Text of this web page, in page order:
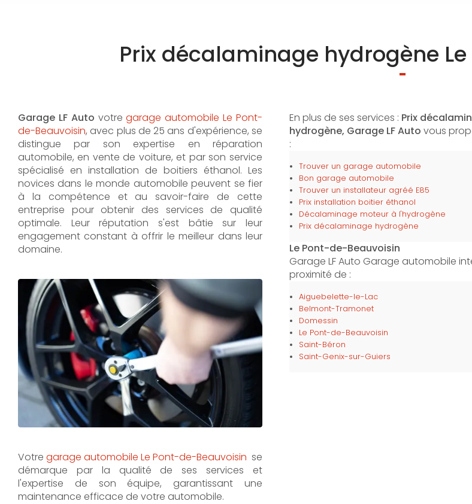
Prix décalaminage hydrogène
Garage LF Auto votregarage automobile Le Pont-
de-Beauvoisin, avec plus de 25 ans d'expérience, se
distingue par son expertise en réparation
automobile, en vente de voiture, et par son service
spécialisé en installation de boitiers éthanol. Les
novices dans le monde automobile peuvent se fier
à la compétence et au savoir-faire de cette
entreprise pour obtenir des services de qualité
optimale. Leur réputation s'est bâtie sur leur
engagement constant à offrir le meilleur dans leur
domaine.
Votre garage automobile Le Pont-de-Beauvoisin se
démarque par la qualité de ses services et
l'expertise de son équipe, garantissant une
maintenance efficace de votre automobile.
En plus de ses services : Prix
hydrogène, Garage LF Auto vous
:
Trouver un garage automobile
Bon garage automobile
Trouver un installateur agréé E85
Prix installation boitier éthanol
Décalaminage moteur à l'hydrogène
Prix décalaminage hydrogène
Le Pont-de-Beauvoisin
Garage LF Auto Garage automobile
proximité de :
Aiguebelette-le-Lac
Belmont-Tramonet
Domessin
Le Pont-de-Beauvoisin
Saint-Béron
Saint-Genix-sur-Guiers